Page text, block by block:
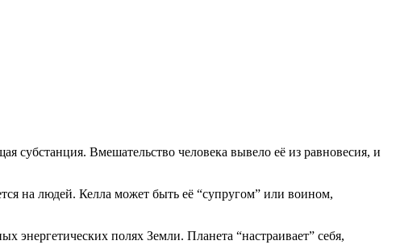
субстанция. Вмешательство человека вывело её из равновесия, и
на людей. Келла может быть её “супругом” или воином,
энергетических полях Земли. Планета “настраивает” себя,